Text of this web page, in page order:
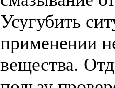
Усугубить
применении
вещества.